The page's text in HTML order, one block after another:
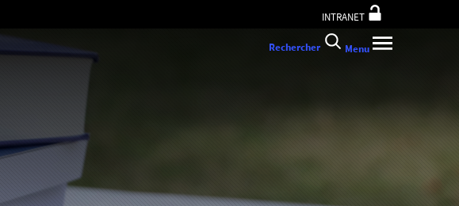
INTRANET
Rechercher Menu